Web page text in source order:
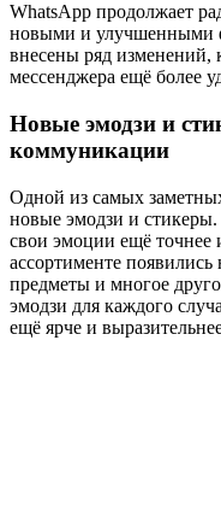
WhatsApp продолжает
новыми и улучшенными
внесены ряд изменений,
мессенджера ещё более
Новые эмодзи и
коммуникации
Одной из самых
новые эмодзи и
свои эмоции ещё точнее
ассортименте
предметы и многое
эмодзи для каждого
ещё ярче и